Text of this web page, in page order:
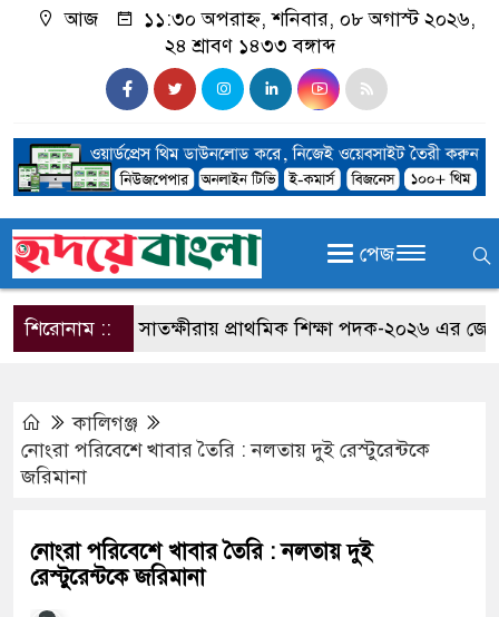
আজ
১১:৩০ অপরাহ্ন, শনিবার, ০৮ অগাস্ট ২০২৬,
২৪ শ্রাবণ ১৪৩৩ বঙ্গাব্দ
পেজ
শিরোনাম ::সাতক্ষীরায় প্রাথমিক শিক্ষা পদক-২০২৬ এর জেলা
কালিগঞ্জ
নোংরা পরিবেশে খাবার তৈরি : নলতায় দুই রেস্টুরেন্টকে
জরিমানা
নোংরা পরিবেশে খাবার তৈরি : নলতায় দুই
রেস্টুরেন্টকে জরিমানা